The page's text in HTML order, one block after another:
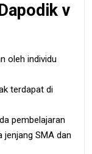
v
oleh individu
terdapat di
pembelajaran
SMA dan